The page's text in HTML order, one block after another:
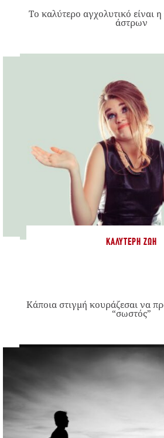
Το καλύτερο αγχολυτικό είναι
άστρων
ΚΑΛΎΤΕΡΗ ΖΩΉ
Κάποια στιγμή κουράζεσαι να
“σωστός”